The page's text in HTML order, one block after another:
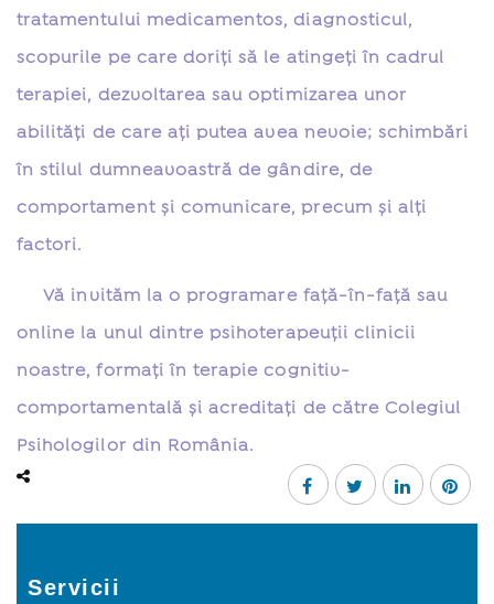
tratamentului medicamentos, diagnosticul,
scopurile pe care doriţi să le atingeţi în cadrul
terapiei, dezvoltarea sau optimizarea unor
abilităţi de care aţi putea avea nevoie; schimbări
în stilul dumneavoastră de gândire, de
comportament şi comunicare, precum şi alţi
factori.
Vă invităm la o programare față-în-față sau
online la unul dintre psihoterapeuții clinicii
noastre, formați în terapie cognitiv-
comportamentală și acreditați de către Colegiul
Psihologilor din România.
Servicii